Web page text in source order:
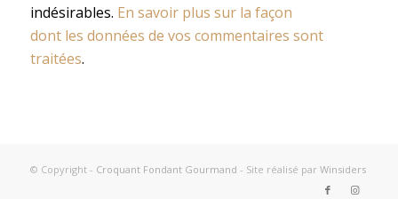
indésirables. En savoir plus sur la façon
dont les données de vos commentaires sont
traitées.
© Copyright - Croquant Fondant Gourmand - Site réalisé par Winsiders